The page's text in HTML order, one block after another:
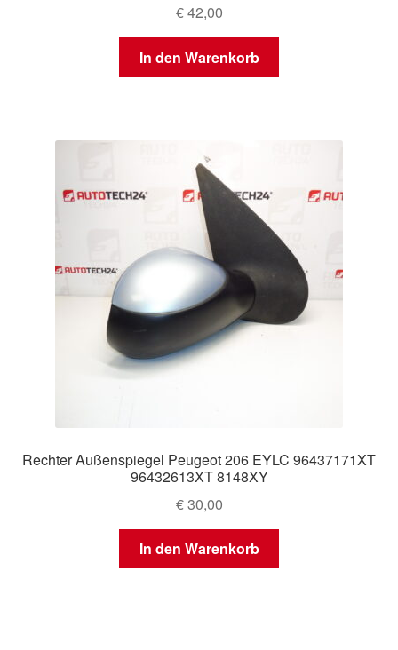
€42,00
In den Warenkorb
Rechter Außenspiegel Peugeot 206 EYLC 96437171XT
96432613XT 8148XY
€30,00
In den Warenkorb